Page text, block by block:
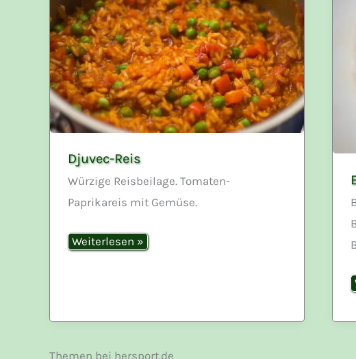
Djuvec-Reis
Würzige Reisbeilage. Tomaten-
Paprikareis mit Gemüse.
Djuvec-
Reis
Weiterlesen »
Themen bei hersport.de